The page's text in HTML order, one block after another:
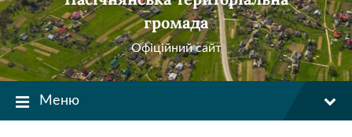
громада
Офіційний сайт
Меню